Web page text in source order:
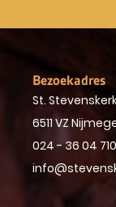
Bezoekadres
St.
6511 VZ
024 - 36 04 710